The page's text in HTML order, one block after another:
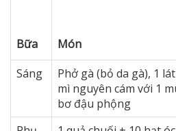
Bữa Món
Sáng
Phở gà (bỏ da gà), 1
mì nguyên cám với 1
bơ đậu phộng